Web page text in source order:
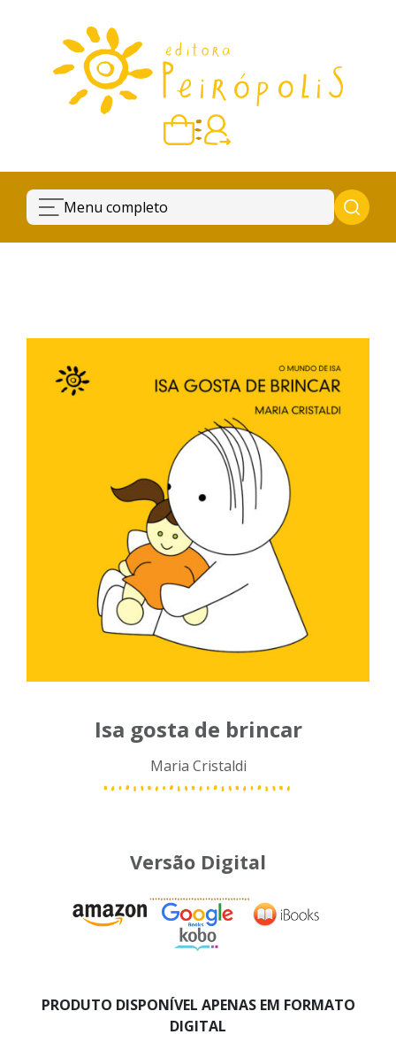
Carrinho vazio
Quando escolher seus livros, eles aparecem aqui.
Menu completo
Isa gosta de brincar
Maria Cristaldi
Versão Digital
PRODUTO DISPONÍVEL APENAS EM FORMATO
DIGITAL